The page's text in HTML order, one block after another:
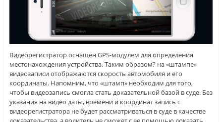
Видеорегистратор оснащен GPS-модулем для определения
местонахождения устройства. Таким образом? на «штампе»
видеозаписи отображаются скорость автомобиля и его
координаты. Напомним, что «штамп» необходим для того,
чтобы видеозапись смогла стать доказательной базой в суде. Без
указания на видео даты, времени и координат запись с
видеорегистратора не будет рассматриваться в суде в качестве